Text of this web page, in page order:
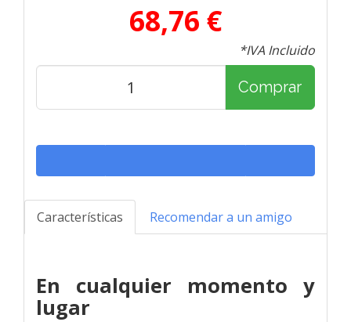
68,76 €
*IVA Incluido
Comprar
Características Recomendar a un amigo
En cualquier momento y
lugar